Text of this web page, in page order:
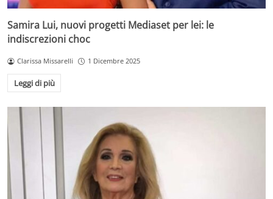
Samira Lui, nuovi progetti Mediaset per lei: le
indiscrezioni choc
Clarissa Missarelli 1 Dicembre 2025
Leggi di più